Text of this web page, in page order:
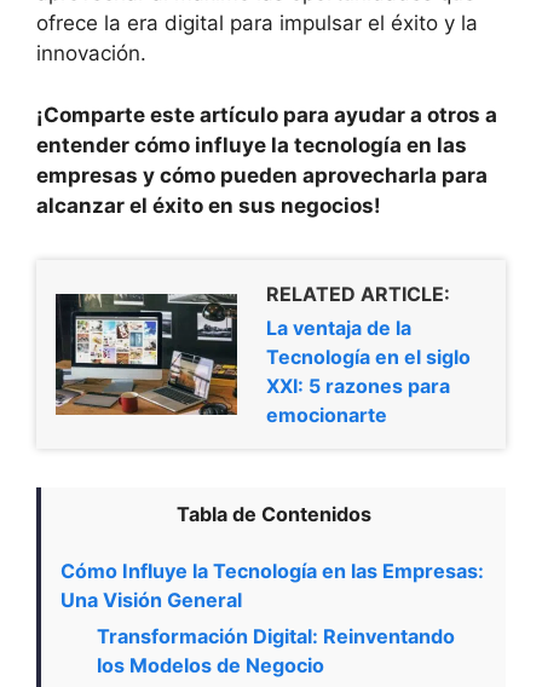
ofrece la era digital para impulsar el éxito y la
innovación.
¡Comparte este artículo para ayudar a otros a
entender cómo influye la tecnología en las
empresas y cómo pueden aprovecharla para
alcanzar el éxito en sus negocios!
RELATED ARTICLE:
La ventaja de la
Tecnología en el siglo
XXI: 5 razones para
emocionarte
Tabla de Contenidos
Cómo Influye la Tecnología en las Empresas:
Una Visión General
Transformación Digital: Reinventando
los Modelos de Negocio